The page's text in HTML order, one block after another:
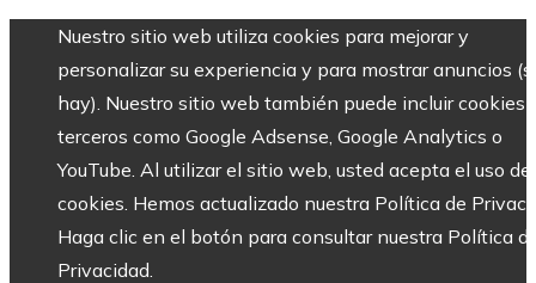
Nuestro sitio web utiliza cookies para mejorar y
personalizar su experiencia y para mostrar anuncios
hay). Nuestro sitio web también puede incluir cookies
terceros como Google Adsense, Google Analytics o
YouTube. Al utilizar el sitio web, usted acepta el uso de
cookies. Hemos actualizado nuestra Política de
Haga clic en el botón para consultar nuestra Política
Privacidad.